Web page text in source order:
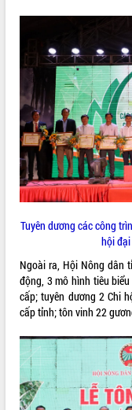
tay làm sạch môi trường
Xã Ea Kar bước chuyển mình
công tác cải cách hành chính
mới
UBND tỉnh họp báo định kỳ
năm 2026
Hội thảo khoa học “Giải pháp
phát triển nền kinh tế xanh
Đắk Lắk”
Tăng cường giám sát, đôn
hàng tuần
Tháo gỡ những vướng mắc,
công tác cải cách thủ tục
tại Trung tâm Phục vụ hành
công tỉnh
Đắk Lắk: Tôn vinh 46 giải
thi Sáng tạo Kỹ thuật 2024 -
Đắk Lắk rà soát, điều chỉnh
về phát triển nuôi trồng thủy
Phó Chủ tịch UBND tỉnh Đắk
Trương Công Thái kiểm tra
Tuyên dương các công
hội
Ngoài ra, Hội Nông dân
động, 3 mô hình tiêu
cấp; tuyên dương 2 Chi
cấp tỉnh; tôn vinh 22